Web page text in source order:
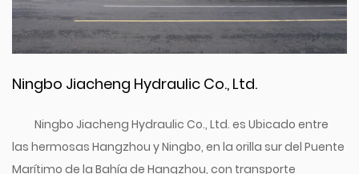
Ningbo Jiacheng Hydraulic Co., Ltd.
Ningbo Jiacheng Hydraulic Co., Ltd. es Ubicado entre
las hermosas Hangzhou y Ningbo, en la orilla sur del Puente
Marítimo de la Bahía de Hangzhou, con transporte